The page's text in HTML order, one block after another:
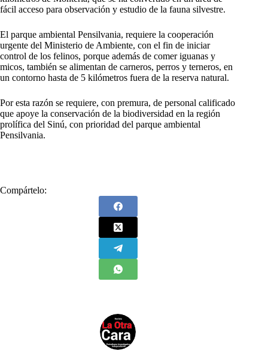
fácil acceso para observación y estudio de la fauna silvestre.
El parque ambiental Pensilvania, requiere la cooperación
urgente del Ministerio de Ambiente, con el fin de iniciar
control de los felinos, porque además de comer iguanas y
micos, también se alimentan de carneros, perros y terneros, en
un contorno hasta de 5 kilómetros fuera de la reserva natural.
Por esta razón se requiere, con premura, de personal calificado
que apoye la conservación de la biodiversidad en la región
prolífica del Sinú, con prioridad del parque ambiental
Pensilvania.
Compártelo: